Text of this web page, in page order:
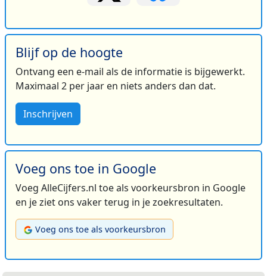
Blijf op de hoogte
Ontvang een e-mail als de informatie is bijgewerkt.
Maximaal 2 per jaar en niets anders dan dat.
Inschrijven
Voeg ons toe in Google
Voeg AlleCijfers.nl toe als voorkeursbron in Google
en je ziet ons vaker terug in je zoekresultaten.
Voeg ons toe als voorkeursbron